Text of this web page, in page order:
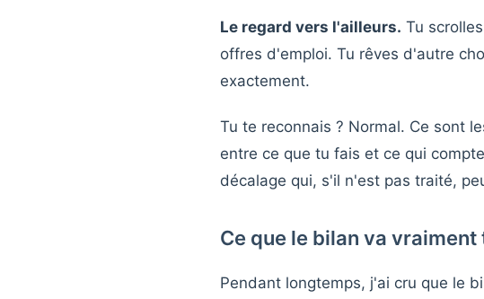
Le regard vers l'ailleurs. Tu
offres d'emploi. Tu rêves d'autre
exactement.
Tu te reconnais ? Normal. Ce sont
entre ce que tu fais et ce qui
décalage qui, s'il n'est pas traité,
Ce que le bilan va
Pendant longtemps, j'ai cru que le